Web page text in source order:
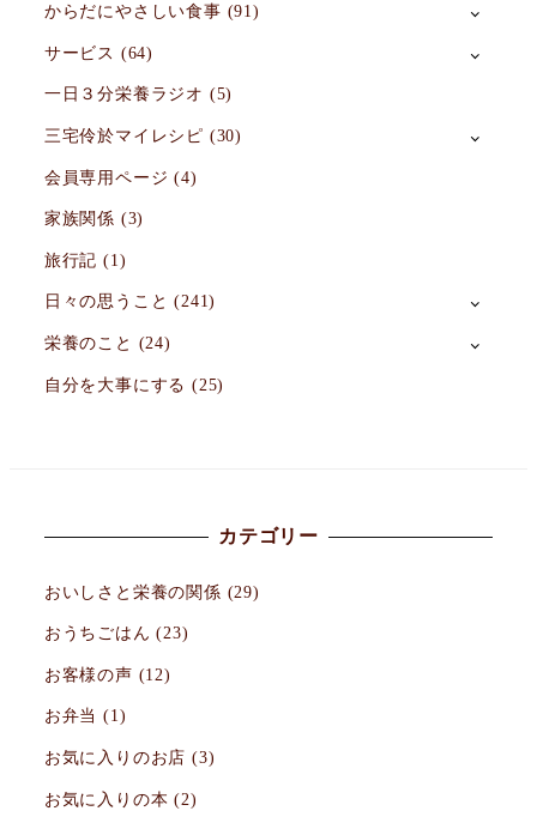
からだにやさしい食事 (91)
サービス (64)
一日３分栄養ラジオ (5)
三宅伶於マイレシピ (30)
会員専用ページ (4)
家族関係 (3)
旅行記 (1)
日々の思うこと (241)
栄養のこと (24)
自分を大事にする (25)
カテゴリー
おいしさと栄養の関係 (29)
おうちごはん (23)
お客様の声 (12)
お弁当 (1)
お気に入りのお店 (3)
お気に入りの本 (2)